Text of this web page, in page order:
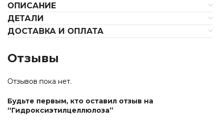
ОПИСАНИЕ
ДЕТАЛИ
ДОСТАВКА И ОПЛАТА
Отзывы
Отзывов пока нет.
Будьте первым, кто оставил отзыв на
“Гидроксиэтилцеллюлоза”